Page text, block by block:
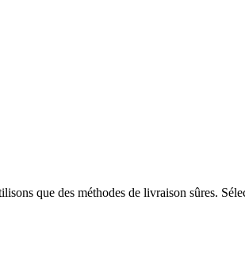
que des méthodes de livraison sûres.